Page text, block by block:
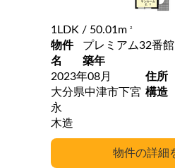
1LDK / 50.01m 2
物件
名
プレミアム32番館
築年
2023年08月
住所
大分県中津市下宮
永
構造
木造